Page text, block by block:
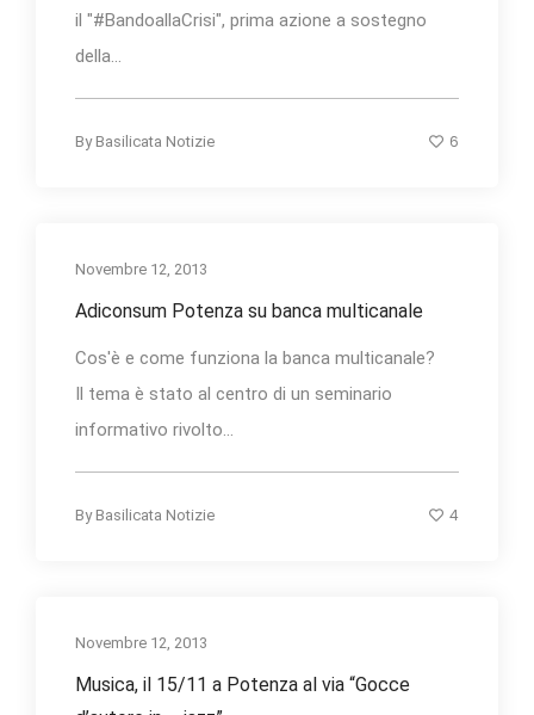
il "#BandoallaCrisi", prima azione a sostegno
della...
By Basilicata Notizie 6
Novembre 12, 2013
Adiconsum Potenza su banca multicanale
Cos'è e come funziona la banca multicanale?
Il tema è stato al centro di un seminario
informativo rivolto...
By Basilicata Notizie 4
Novembre 12, 2013
Musica, il 15/11 a Potenza al via “Gocce